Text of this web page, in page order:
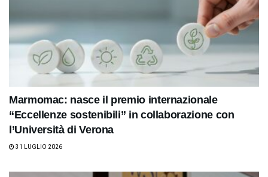
Marmomac: nasce il premio internazionale
“Eccellenze sostenibili” in collaborazione con
l’Università di Verona
31 LUGLIO 2026